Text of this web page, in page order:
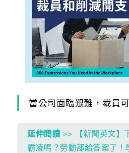
當公司面臨艱難，裁員
延伸閱讀 >> 【新聞英文】
霸凌嗎？勞動部給答案了！